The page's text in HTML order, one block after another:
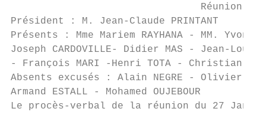
Réunion du
Président : M. Jean-Claude PRINTANT
Présents : Mme Mariem RAYHANA - MM. Yvon
Joseph CARDOVILLE- Didier MAS - Jean-Louis
- François MARI -Henri TOTA - Christian
Absents excusés : Alain NEGRE - Olivier
Armand ESTALL - Mohamed OUJEBOUR
Le procès-verbal de la réunion du 27